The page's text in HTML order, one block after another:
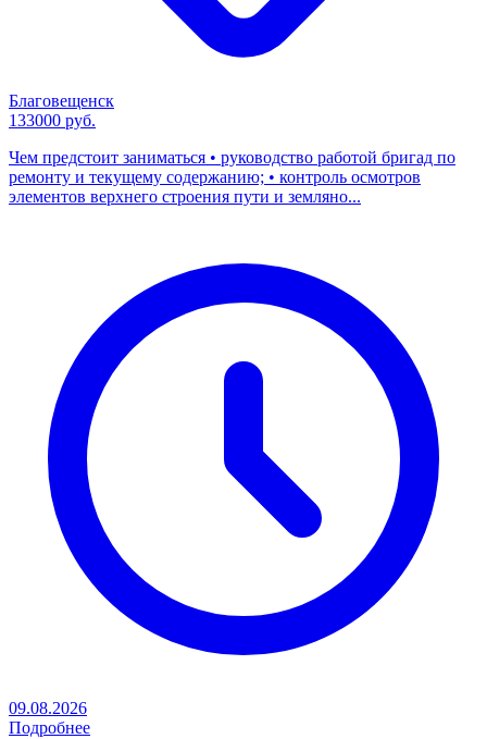
Благовещенск
133000 руб.
Чем предстоит заниматься • руководство работой бригад по
ремонту и текущему содержанию; • контроль осмотров
элементов верхнего строения пути и земляно...
09.08.2026
Подробнее